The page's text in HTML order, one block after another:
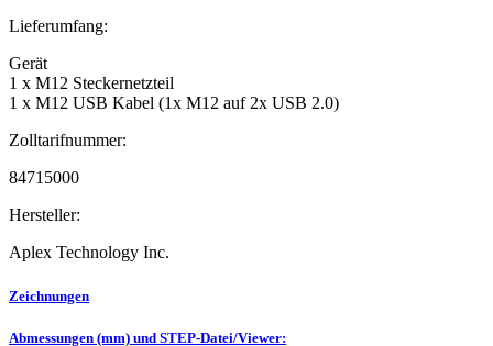
Lieferumfang:
Gerät
1 x M12 Steckernetzteil
1 x M12 USB Kabel (1x M12 auf 2x USB 2.0)
Zolltarifnummer:
84715000
Hersteller:
Aplex Technology Inc.
Zeichnungen
Abmessungen (mm) und STEP-Datei/Viewer: